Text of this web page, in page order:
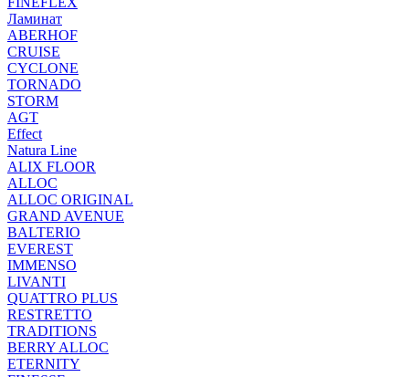
Ламинат
ABERHOF
CRUISE
CYCLONE
TORNADO
STORM
AGT
Effect
Natura Line
ALIX FLOOR
ALLOC
ALLOC ORIGINAL
GRAND AVENUE
BALTERIO
EVEREST
IMMENSO
LIVANTI
QUATTRO PLUS
RESTRETTO
TRADITIONS
BERRY ALLOC
ETERNITY